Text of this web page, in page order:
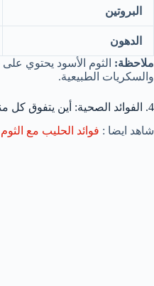
البروتين
الدهون
ملاحظة: الثوم الأسود يحتوي
والسكريات الطبيعية.
4. الفوائد الصحية: أين يتفوق كل منهما؟
شاهد ايضا : فوائد الحليب مع